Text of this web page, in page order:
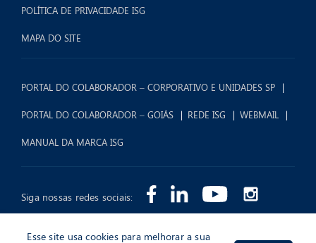
POLÍTICA DE PRIVACIDADE ISG
MAPA DO SITE
PORTAL DO COLABORADOR – CORPORATIVO E UNIDADES SP
PORTAL DO COLABORADOR – GOIÁS REDE ISG WEBMAIL
MANUAL DA MARCA ISG
Siga nossas redes sociais:
Esse site usa cookies para melhorar a sua